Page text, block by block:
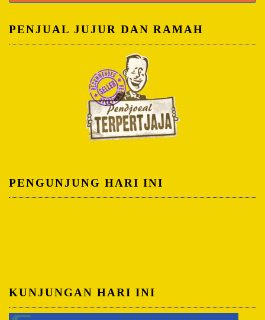
untuk:
PENJUAL JUJUR DAN RAMAH
PENGUNJUNG HARI INI
KUNJUNGAN HARI INI